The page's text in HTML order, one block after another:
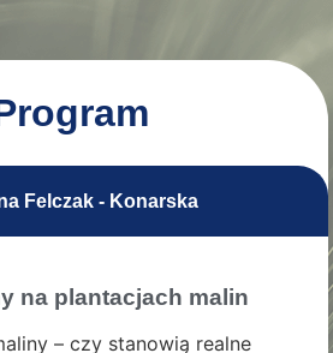
Felczak - Konarska
na plantacjach malin
– czy stanowią realne